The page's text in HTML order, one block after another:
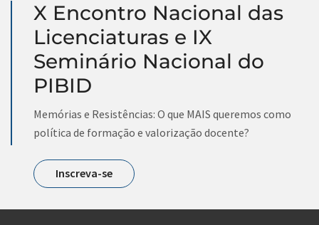
X Encontro Nacional das
Licenciaturas e IX
Seminário Nacional do
PIBID
Memórias e Resistências: O que MAIS queremos como
política de formação e valorização docente?
Inscreva-se